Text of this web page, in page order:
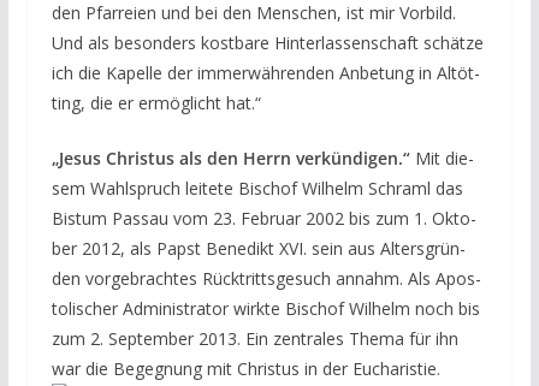
den Pfar­rei­en und bei den Men­schen, ist mir Vor­bild.
Und als beson­ders kost­ba­re Hin­ter­las­sen­schaft schät­ze
ich die Kapel­le der immer­wäh­ren­den Anbe­tung in Alt­öt­
ting, die er ermög­licht hat.“
„Jesus Chris­tus als den Herrn ver­kün­di­gen.“Mit die­
sem Wahl­spruch lei­te­te Bischof Wil­helm Schraml das
Bis­tum Pas­sau vom 23. Febru­ar 2002 bis zum 1. Okto­
ber 2012, als Papst Bene­dikt XVI. sein aus Alters­grün­
den vor­ge­brach­tes Rück­tritts­ge­such annahm. Als Apos­
to­li­scher Admi­nis­tra­tor wirk­te Bischof Wil­helm noch bis
zum 2. Sep­tem­ber 2013. Ein zen­tra­les The­ma für ihn
war die Begeg­nung mit Chris­tus in der Eucharistie.